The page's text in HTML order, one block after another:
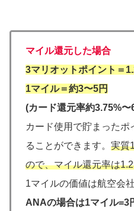
マイル還元した場合
3マリオットポイント＝
1マイル＝約3〜5円
(カード還元率約3.75%〜
カード使用で貯まった
ることができます。 実質
ので、マイル還元率は
1マイルの価値は航空会
ANAの場合は1マイル=3